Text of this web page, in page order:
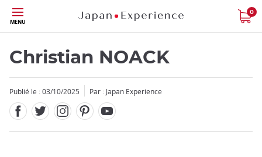
Skip
to
main
content
MENU
0
Christian NOACK
Publié le : 03/10/2025 Par : Japan Experience
Fermer